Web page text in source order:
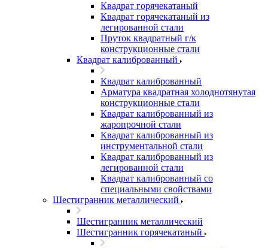
Квадрат горячекатаный
Квадрат горячекатаный из
легированной стали
Пруток квадратный г/к
конструкционные стали
Квадрат калиброванный
Квадрат калиброванный
Арматура квадратная холоднотянутая
конструкционные стали
Квадрат калиброванный из
жаропрочной стали
Квадрат калиброванный из
инструментальной стали
Квадрат калиброванный из
легированной стали
Квадрат калиброванный со
специальными свойствами
Шестигранник металлический
Шестигранник металлический
Шестигранник горячекатаный